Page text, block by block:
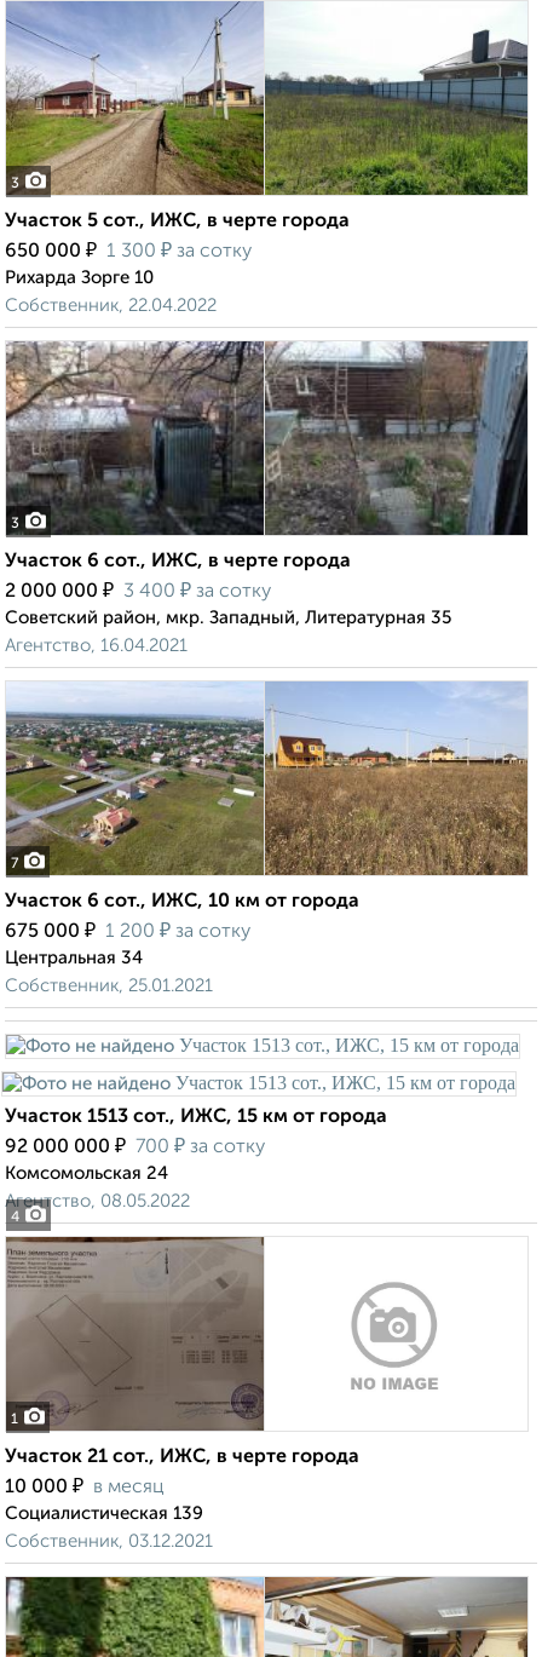
3
Участок 5 сот., ИЖС, в черте города
650 000 ₽ 1 300 ₽ за сотку
Рихарда Зорге 10
Собственник, 22.04.2022
3
Участок 6 сот., ИЖС, в черте города
2 000 000 ₽ 3 400 ₽ за сотку
Советский район, мкр. Западный, Литературная 35
Агентство, 16.04.2021
7
Участок 6 сот., ИЖС, 10 км от города
675 000 ₽ 1 200 ₽ за сотку
Центральная 34
Собственник, 25.01.2021
4
Участок 1513 сот., ИЖС, 15 км от города
92 000 000 ₽ 700 ₽ за сотку
Комсомольская 24
Агентство, 08.05.2022
1
Участок 21 сот., ИЖС, в черте города
10 000 ₽ в месяц
Социалистическая 139
Собственник, 03.12.2021